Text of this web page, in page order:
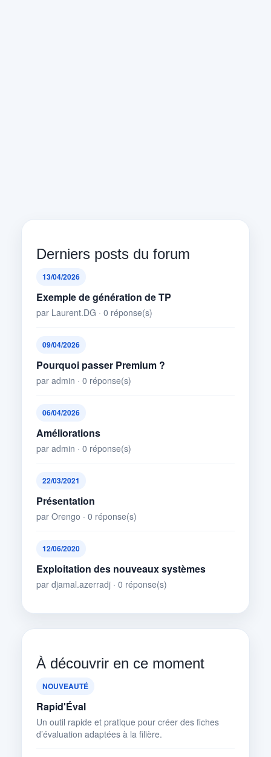
Derniers posts du forum
13/04/2026
Exemple de génération de TP
par Laurent.DG · 0 réponse(s)
09/04/2026
Pourquoi passer Premium ?
par admin · 0 réponse(s)
06/04/2026
Améliorations
par admin · 0 réponse(s)
22/03/2021
Présentation
par Orengo · 0 réponse(s)
12/06/2020
Exploitation des nouveaux systèmes
par djamal.azerradj · 0 réponse(s)
À découvrir en ce moment
NOUVEAUTÉ
Rapid'Éval
Un outil rapide et pratique pour créer des fiches
d’évaluation adaptées à la filière.